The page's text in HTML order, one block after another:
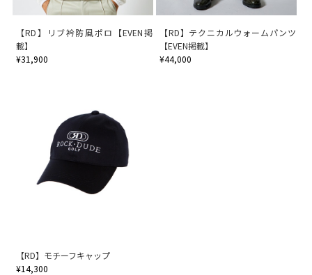
【RD】リブ衿防風ポロ【EVEN掲
載】
¥31,900
【RD】テクニカルウォームパンツ
【EVEN掲載】
¥44,000
【RD】モチーフキャップ
¥14,300